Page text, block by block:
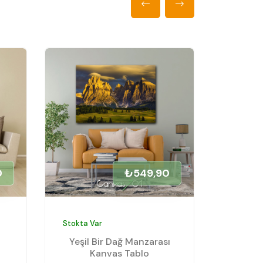
Stokta Var
₺549,90
Yeşil Bir Dağ Manzarası
Kanvas Tablo